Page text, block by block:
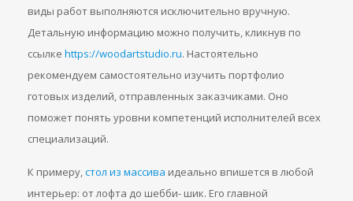
виды работ выполняются исключительно вручную.
Детальную информацию можно получить, кликнув по
ссылке https://woodartstudio.ru. Настоятельно
рекомендуем самостоятельно изучить портфолио
готовых изделий, отправленных заказчиками. Оно
поможет понять уровни компетенций исполнителей всех
специализаций.
К примеру,стол из массива идеально впишется в любой
интерьер: от лофта до шебби- шик. Его главной